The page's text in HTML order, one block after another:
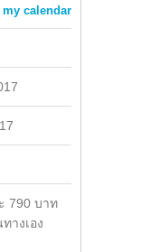
calendar
790 บาท
างเอง